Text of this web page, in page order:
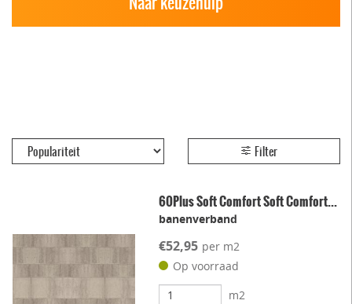
Filter
60Plus Soft Comfort Soft Comfort...
banenverband
€52,95 per m2
Op voorraad
m2